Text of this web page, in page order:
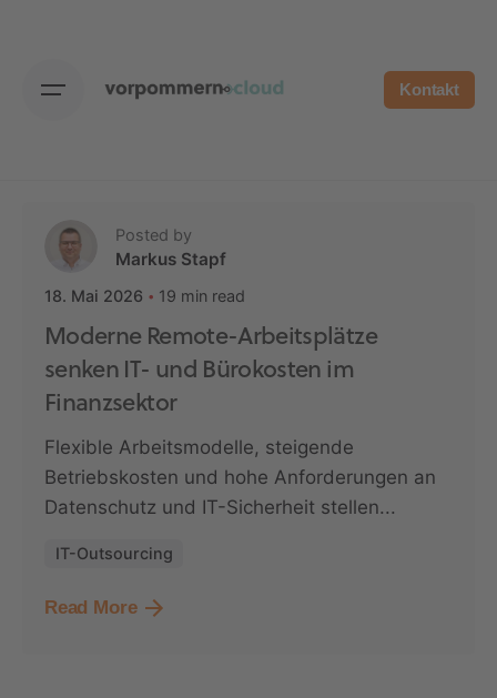
Kontakt
Posted by
Markus Stapf
18. Mai 2026 19 min read
Moderne Remote-Arbeitsplätze
senken IT- und Bürokosten im
Finanzsektor
Flexible Arbeitsmodelle, steigende
Betriebskosten und hohe Anforderungen an
Datenschutz und IT-Sicherheit stellen...
IT-Outsourcing
Read More